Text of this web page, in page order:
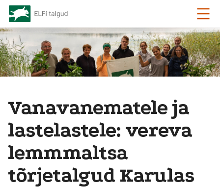
Vanavanematele ja
lastelastele: vereva
lemmmaltsa
tõrjetalgud Karulas